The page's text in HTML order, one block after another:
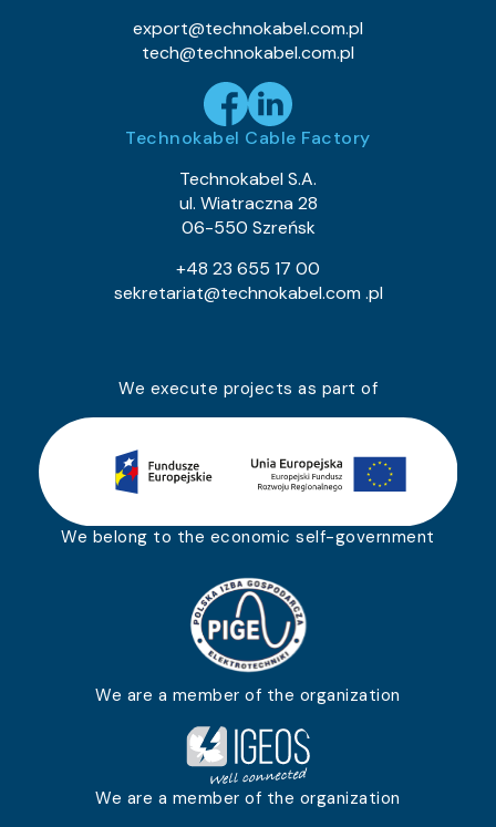
export@technokabel.com.pl
tech@technokabel.com.pl
Technokabel Cable Factory
Technokabel S.A.
ul. Wiatraczna 28
06-550 Szreńsk
+48 23 655 17 00
sekretariat@technokabel.com .pl
We execute projects as part of
We belong to the economic self-government
We are a member of the organization
We are a member of the organization